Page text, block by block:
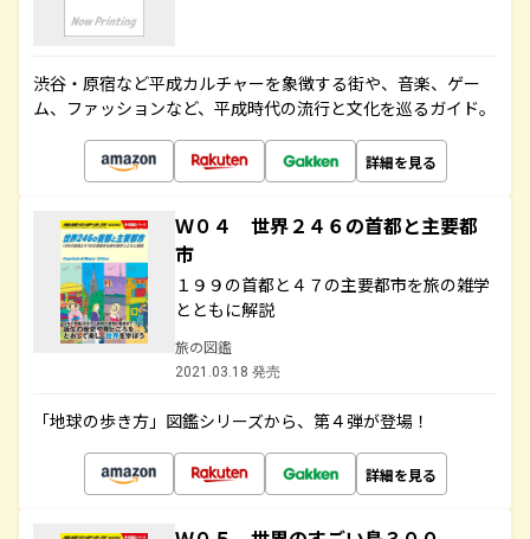
渋谷・原宿など平成カルチャーを象徴する街や、音楽、ゲー
ム、ファッションなど、平成時代の流行と文化を巡るガイド。
詳細を見る
Ｗ０４ 世界２４６の首都と主要都
市
１９９の首都と４７の主要都市を旅の雑学
とともに解説
旅の図鑑
2021.03.18 発売
「地球の歩き方」図鑑シリーズから、第４弾が登場！
詳細を見る